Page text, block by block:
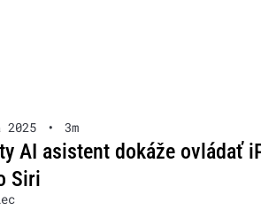
• 3m
AI asistent dokáže ovládať
Siri